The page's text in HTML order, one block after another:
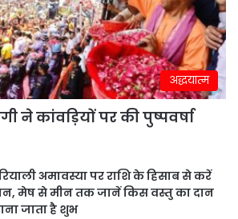
अद्धयात्म
ने कांवड़ियों पर की पुष्पवर्षा
अमावस्या पर राशि के हिसाब से करें
मेष से मीन तक जानें किस वस्तु का दान
जाता है शुभ